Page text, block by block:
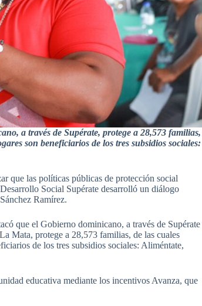
a través de Supérate, protege a 28,573 familias,
son beneficiarios de los tres subsidios sociales:
que las políticas públicas de protección social
Social Supérate desarrolló un diálogo
Ramírez.
que el Gobierno dominicano, a través de Supérate
Mata, protege a 28,573 familias, de las cuales
de los tres subsidios sociales: Aliméntate,
educativa mediante los incentivos Avanza, que